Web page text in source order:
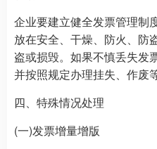
企业要建立健全发票管理制
放在安全、干燥、防火、防
盗或损毁。如果不慎丢失发
并按照规定办理挂失、作废
四、特殊情况处理
(一)发票增量增版